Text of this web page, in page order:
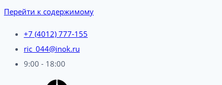
Перейти к содержимому
+7 (4012) 777-155
ric_044@inok.ru
9:00 - 18:00